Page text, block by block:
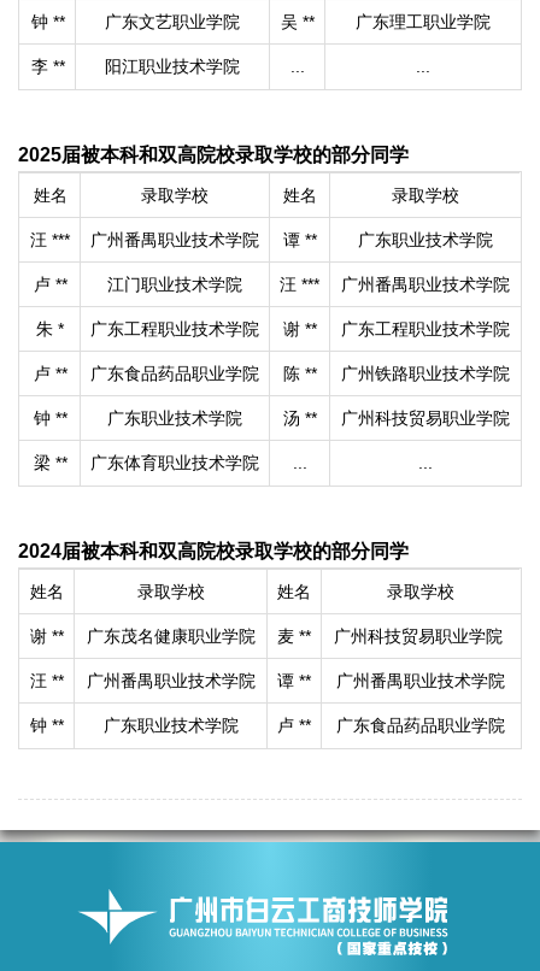
钟 ** 广东文艺职业学院 吴 ** 广东理工职业学院
李 ** 阳江职业技术学院
2025届被本科和双高院校录取学校的部分同学
姓名 录取学校 姓名 录取学校
汪 *** 广州番禺职业技术学院 谭 ** 广东职业技术学院
卢 ** 江门职业技术学院 汪 *** 广州番禺职业技术学院
朱 * 广东工程职业技术学院 谢 ** 广东工程职业技术学院
卢 ** 广东食品药品职业学院 陈 ** 广州铁路职业技术学院
钟 ** 广东职业技术学院 汤 ** 广州科技贸易职业学院
梁 ** 广东体育职业技术学院
2024届被本科和双高院校录取学校的部分同学
姓名 录取学校 姓名 录取学校
谢 ** 广东茂名健康职业学院 麦 ** 广州科技贸易职业学院
汪 ** 广州番禺职业技术学院 谭 ** 广州番禺职业技术学院
钟 ** 广东职业技术学院 卢 ** 广东食品药品职业学院